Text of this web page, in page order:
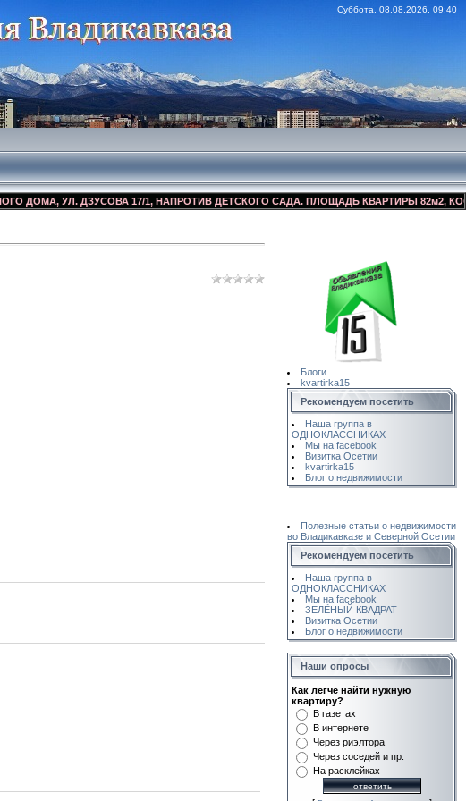
Суббота, 08.08.2026, 09:40
УЛ. ДЗУСОВА 17/1, НАПРОТИВ ДЕТСКОГО САДА. ПЛОЩАДЬ КВАРТИРЫ 82м2,
Блоги
kvartirka15
Рекомендуем посетить
Наша группа в
ОДНОКЛАССНИКАХ
Мы на facebook
Визитка Осетии
kvartirka15
Блог о недвижимости
Полезные статьи о недвижимости
во Владикавказе и Северной Осетии
Рекомендуем посетить
Наша группа в
ОДНОКЛАССНИКАХ
Мы на facebook
ЗЕЛЁНЫЙ КВАДРАТ
Визитка Осетии
Блог о недвижимости
Наши опросы
Как легче найти нужную
квартиру?
В газетах
В интернете
Через риэлтора
Через соседей и пр.
На расклейках